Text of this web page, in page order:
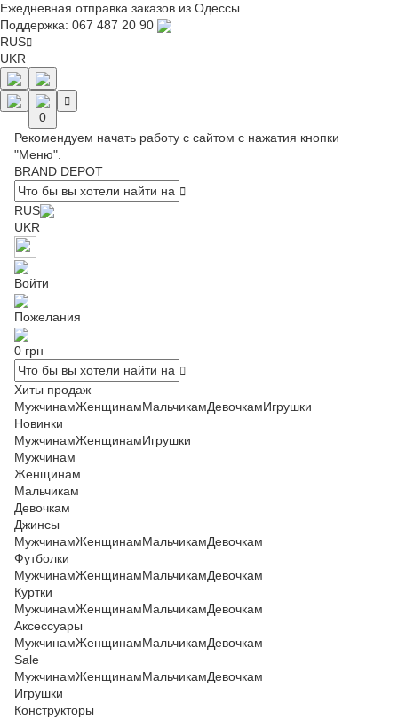
Ежедневная отправка заказов из Одессы.
Поддержка: 067 487 20 90
RUS
UKR
0
Рекомендуем начать работу с сайтом с нажатия кнопки
"Меню".
BRAND DEPOT
RUS
UKR
Войти
Пожелания
0 грн
Хиты продаж
МужчинамЖенщинамМальчикамДевочкамИгрушки
Новинки
МужчинамЖенщинамИгрушки
Мужчинам
Женщинам
Мальчикам
Девочкам
Джинсы
МужчинамЖенщинамМальчикамДевочкам
Футболки
МужчинамЖенщинамМальчикамДевочкам
Куртки
МужчинамЖенщинамМальчикамДевочкам
Аксессуары
МужчинамЖенщинамМальчикамДевочкам
Sale
МужчинамЖенщинамМальчикамДевочкам
Игрушки
Конструкторы